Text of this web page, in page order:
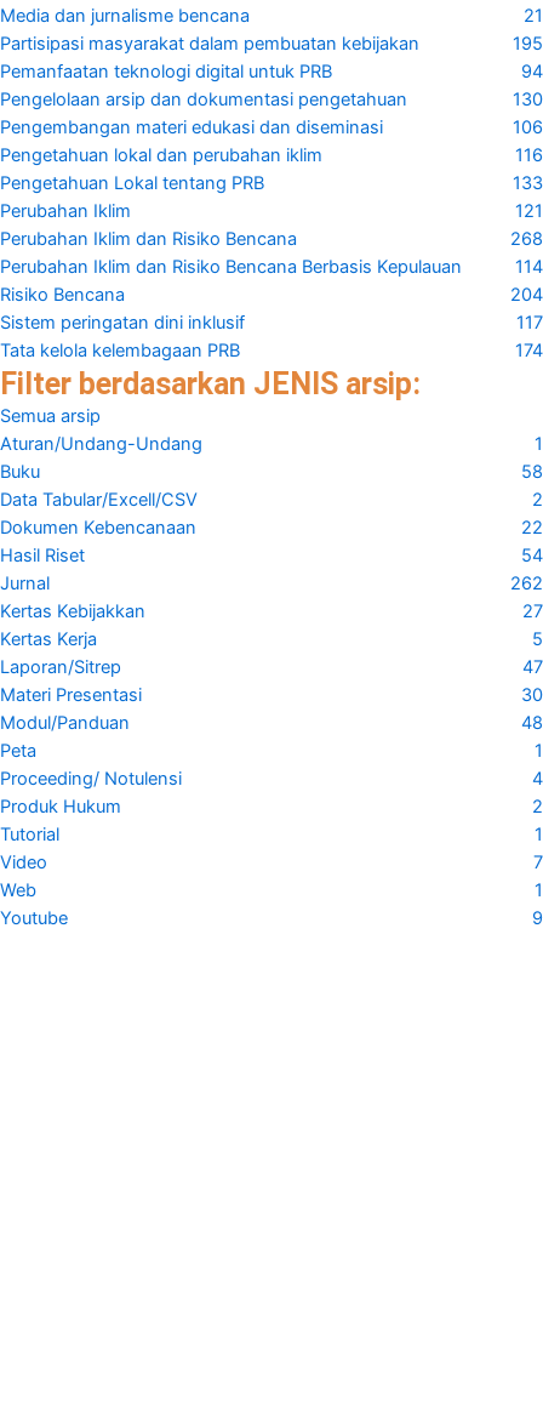
Media dan jurnalisme bencana
21
Partisipasi masyarakat dalam pembuatan kebijakan
195
Pemanfaatan teknologi digital untuk PRB
94
Pengelolaan arsip dan dokumentasi pengetahuan
130
Pengembangan materi edukasi dan diseminasi
106
Pengetahuan lokal dan perubahan iklim
116
Pengetahuan Lokal tentang PRB
133
Perubahan Iklim
121
Perubahan Iklim dan Risiko Bencana
268
Perubahan Iklim dan Risiko Bencana Berbasis Kepulauan
114
Risiko Bencana
204
Sistem peringatan dini inklusif
117
Tata kelola kelembagaan PRB
174
Filter berdasarkan JENIS arsip:
Semua arsip
Aturan/Undang-Undang
1
Buku
58
Data Tabular/Excell/CSV
2
Dokumen Kebencanaan
22
Hasil Riset
54
Jurnal
262
Kertas Kebijakkan
27
Kertas Kerja
5
Laporan/Sitrep
47
Materi Presentasi
30
Modul/Panduan
48
Peta
1
Proceeding/ Notulensi
4
Produk Hukum
2
Tutorial
1
Video
7
Web
1
Youtube
9